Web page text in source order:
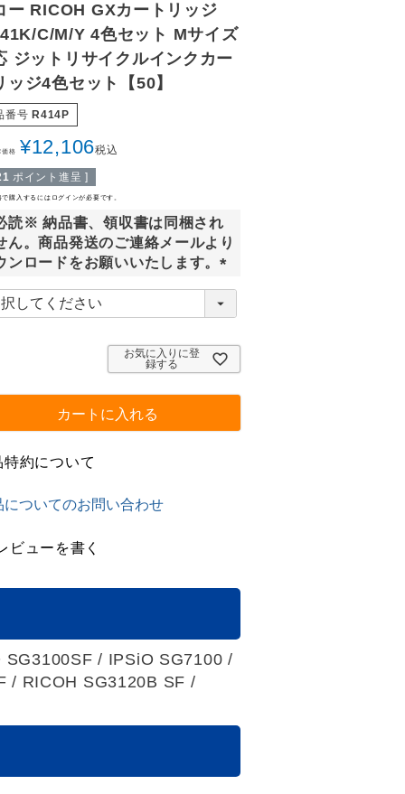
ー RICOH GXカートリッジ
C/M/Y 4色セット Mサイズ
ジットリサイクルインクカー
ッジ4色セット【50】
番号 R414P
価格 ¥12,106税込
ポイント進呈 ]
で購入するにはログインが必要です。
※ 納品書、領収書は同梱され
ん。商品発送のご連絡メールより
ンロードをお願いいたします。
(
必
)
お気に入りに登
録する
カートに入れる
特約について
についてのお問い合わせ
ビューを書く
/ IPSiO SG7100 /
/ RICOH SG3120B SF /